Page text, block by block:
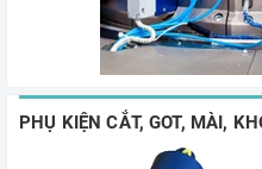
PHỤ KIỆN CẮT, GOT, MÀI,